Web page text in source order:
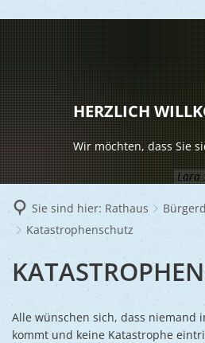
Lara
HERZLICH
Wir möchten, dass Sie
Sie sind hier: Rathaus
Katastrophenschutz
Alle wünschen sich, dass niemand
kommt und keine Katastrophe